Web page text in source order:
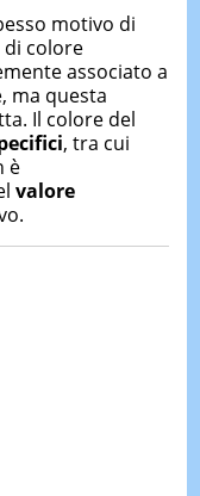
SEO e realizza
su Costume &
motivo di
colore
associato a
ma questa
Il colore del
, tra cui
è
valore